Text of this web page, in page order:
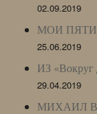
02.09.2019
МОИ
25.06.2019
ИЗ «Вокруг
29.04.2019
МИХАИЛ